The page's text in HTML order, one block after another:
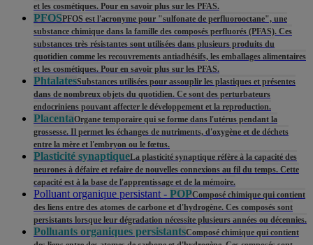
et les cosmétiques. Pour en savoir plus sur les PFAS.
PFOSPFOS est l'acronyme pour "sulfonate de perfluorooctane", une
substance chimique dans la famille des composés perfluorés (PFAS). Ces
substances très résistantes sont utilisées dans plusieurs produits du
quotidien comme les recouvrements antiadhésifs, les emballages alimentaires
et les cosmétiques. Pour en savoir plus sur les PFAS.
PhtalatesSubstances utilisées pour assouplir les plastiques et présentes
dans de nombreux objets du quotidien. Ce sont des perturbateurs
endocriniens pouvant affecter le développement et la reproduction.
PlacentaOrgane temporaire qui se forme dans l'utérus pendant la
grossesse. Il permet les échanges de nutriments, d'oxygène et de déchets
entre la mère et l'embryon ou le fœtus.
Plasticité synaptiqueLa plasticité synaptique réfère à la capacité des
neurones à défaire et refaire de nouvelles connexions au fil du temps. Cette
capacité est à la base de l'apprentissage et de la mémoire.
Polluant organique persistant - POPComposé chimique qui contient
des liens entre des atomes de carbone et d'hydrogène. Ces composés sont
persistants lorsque leur dégradation nécessite plusieurs années ou décennies.
Polluants organiques persistantsComposé chimique qui contient